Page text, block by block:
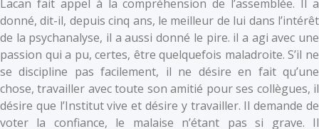
Lacan fait appel à la compréhension de l’assemblée. Il a
donné, dit-il, depuis cinq ans, le meilleur de lui dans l’intérêt
de la psychanalyse, il a aussi donné le pire. il a agi avec une
passion qui a pu, certes, être quelquefois maladroite. S’il ne
se discipline pas facilement, il ne désire en fait qu’une
chose, travailler avec toute son amitié pour ses collègues, il
désire que l’Institut vive et désire y travailler. Il demande de
voter la confiance, le malaise n’étant pas si grave. Il